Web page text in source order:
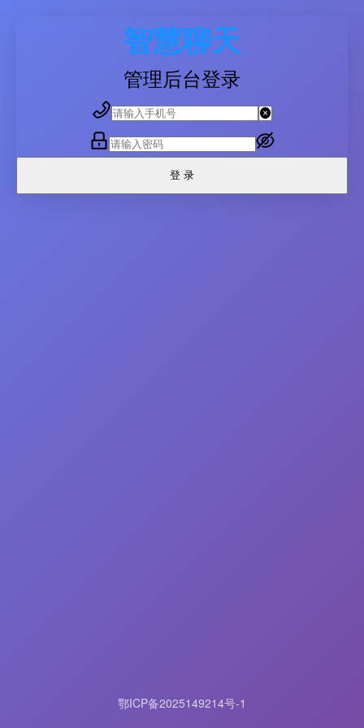
智慧聊天
管理后台登录
登 录
鄂ICP备2025149214号-1